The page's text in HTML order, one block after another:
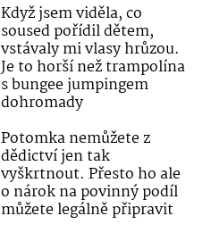
Když jsem viděla, co
soused pořídil dětem,
vstávaly mi vlasy hrůzou.
Je to horší než trampolína
s bungee jumpingem
dohromady
Potomka nemůžete z
dědictví jen tak
vyškrtnout. Přesto ho ale
o nárok na povinný podíl
můžete legálně připravit